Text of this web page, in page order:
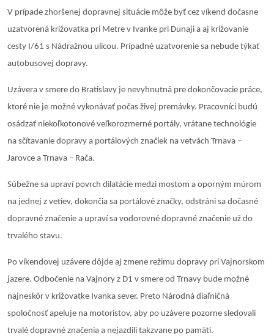
V prípade zhoršenej dopravnej situácie môže byť cez víkend dočasne
uzatvorená križovatka pri Metre v Ivanke pri Dunaji a aj križovanie
cesty I/61 s Nádražnou ulicou. Prípadné uzatvorenie sa nebude týkať
autobusovej dopravy.
Uzávera v smere do Bratislavy je nevyhnutná pre dokončovacie práce,
ktoré nie je možné vykonávať počas živej premávky. Pracovníci budú
osádzať niekoľkotonové veľkorozmerné portály, vrátane technológie
na sčítavanie dopravy a portálových značiek na vetvách Trnava –
Jarovce a Trnava – Rača.
Súbežne sa upraví povrch dilatácie medzi mostom a oporným múrom
na jednej z vetiev, dokončia sa portálové značky, odstráni sa dočasné
dopravné značenie a upraví sa vodorovné dopravné značenie už do
trvalého stavu.
Po víkendovej uzávere dôjde aj zmene režimu dopravy pri Vajnorskom
jazere. Odbočenie na Vajnory z D1 v smere od Trnavy bude možné
najneskôr v križovatke Ivanka sever. Preto Národná diaľničná
spoločnosť apeluje na motoristov, aby po uzávere pozorne sledovali
trvalé dopravné značenia a nejazdili takzvane po pamäti.